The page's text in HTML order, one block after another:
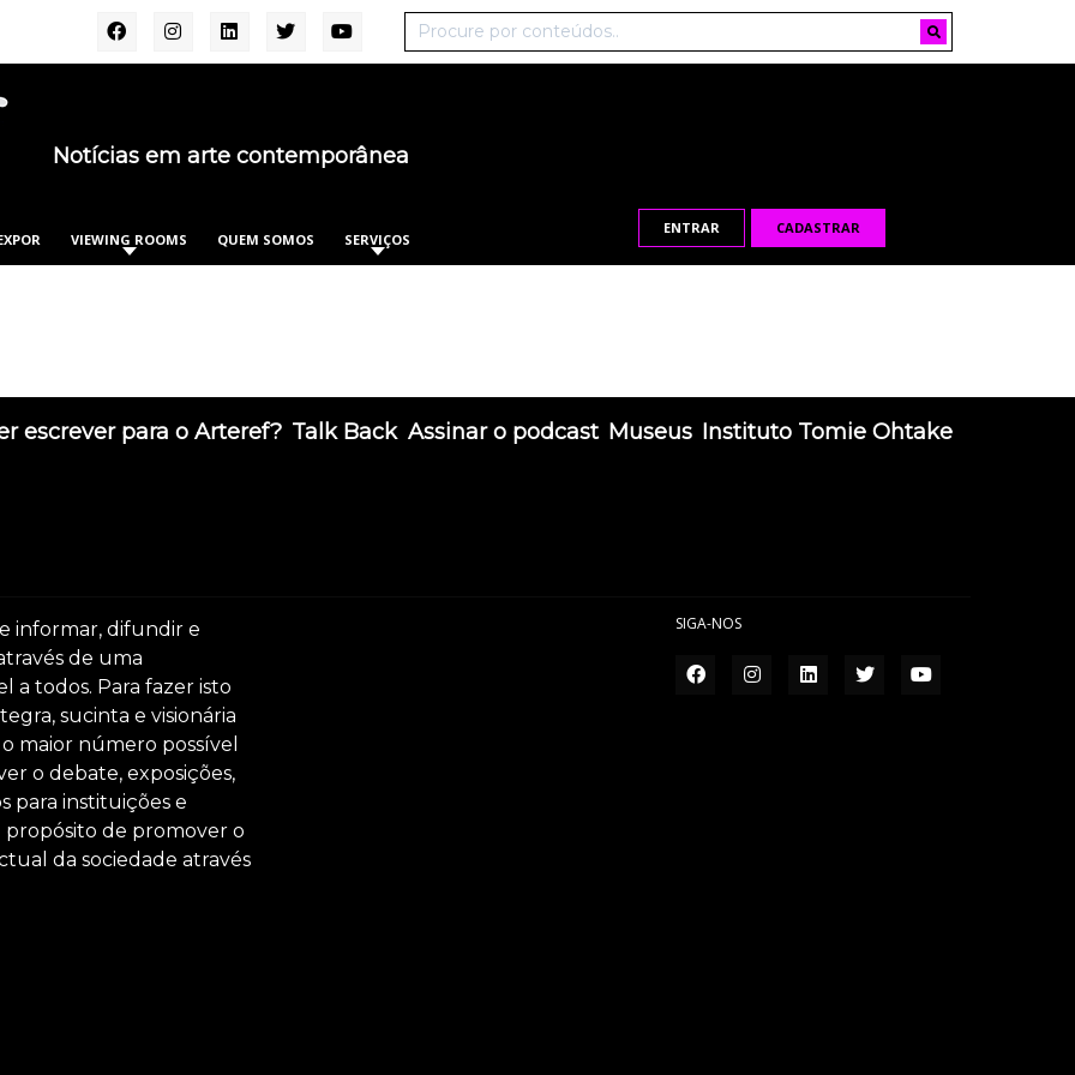
Notícias em arte contemporânea
VIEWING ROOMS QUEM SOMOS SERVIÇOS
ENTRAR CADASTRAR
escrever para o Arteref? Talk Back Assinar o podcast Museus Instituto Tomie Ohtake
informar, difundir e
de uma
a todos. Para fazer isto
sucinta e visionária
maior número possível
o debate, exposições,
para instituições e
propósito de promover o
da sociedade através
SIGA-NOS